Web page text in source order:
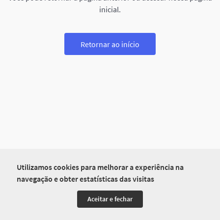
Utilizamos cookies para melhorar a experiência na
navegação e obter estatísticas das visitas
Aceitar e fechar
inicial.
Retornar ao início